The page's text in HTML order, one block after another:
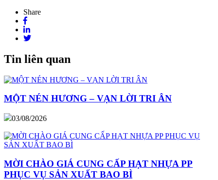
Share
Tin liên quan
MỘT NÉN HƯƠNG – VẠN LỜI TRI ÂN
03/08/2026
MỜI CHÀO GIÁ CUNG CẤP HẠT NHỰA PP
PHỤC VỤ SẢN XUẤT BAO BÌ